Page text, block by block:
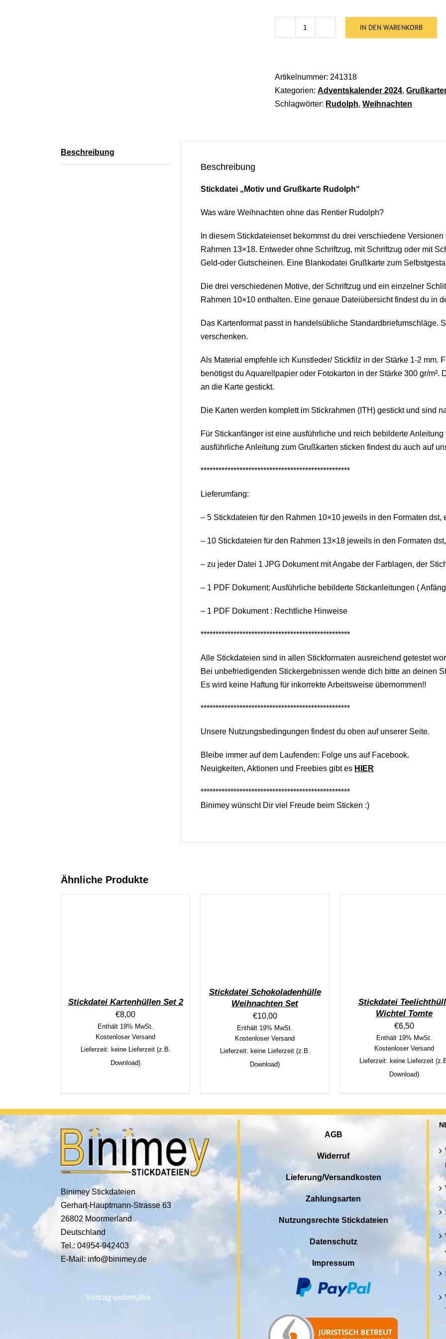
IN DEN WARENKORB
Artikelnummer: 241318
Kategorien: Adventskalender 2024,
Schlagwörter: Rudolph, Weihnachten
Beschreibung
Beschreibung
Stickdatei „Motiv und Grußkarte Rudolph“
Was wäre Weihnachten ohne das Rentier Rudolph?
In diesem Stickdateienset bekommst du drei verschiedene
Rahmen 13×18. Entweder ohne Schriftzug, mit Schriftzug oder mit
Geld-oder Gutscheinen. Eine Blankodatei Grußkarte zum
Die drei verschiedenen Motive, der Schriftzug und ein einzelner
Rahmen 10×10 enthalten. Eine genaue Dateiübersicht findest du in
Das Kartenformat passt in handelsübliche Standardbriefumschläge.
verschenken.
Als Material empfehle ich Kunstleder/ Stickfilz in der Stärke 1-2 mm.
benötigst du Aquarellpapier oder Fotokarton in der Stärke 300 gr/
an die Karte gestickt.
Die Karten werden komplett im Stickrahmen (ITH) gestickt und sind
Für Stickanfänger ist eine ausführliche und reich bebilderte
ausführliche Anleitung zum Grußkarten sticken findest du auch auf
**************************************************
Lieferumfang:
– 5 Stickdateien für den Rahmen 10×10 jeweils in den Formaten dst,
– 10 Stickdateien für den Rahmen 13×18 jeweils in den Formaten
– zu jeder Datei 1 JPG Dokument mit Angabe der Farblagen, der
– 1 PDF Dokument: Ausführliche bebilderte Stickanleitungen (
– 1 PDF Dokument : Rechtliche Hinweise
**************************************************
Alle Stickdateien sind in allen Stickformaten ausreichend getestet
Bei unbefriedigenden Stickergebnissen wende dich bitte an deinen
Es wird keine Haftung für inkorrekte Arbeitsweise übernommen!!
**************************************************
Unsere Nutzungsbedingungen findest du oben auf unserer Seite.
Bleibe immer auf dem Laufenden: Folge uns auf Facebook.
Neuigkeiten, Aktionen und Freebies gibt es HIER
**************************************************
Binimey wünscht Dir viel Freude beim Sticken :)
Ähnliche Produkte
Stickdatei Kartenhüllen Set 2
€8,00
Enthält 19% MwSt.
Kostenloser Versand
Lieferzeit: keine Lieferzeit (z.B.
Download)
Stickdatei Schokoladenhülle
Weihnachten Set
€10,00
Enthält 19% MwSt.
Kostenloser Versand
Lieferzeit: keine Lieferzeit (z.B.
Download)
Stickdatei
Wichtel Tomte
€6,50
Enthält 19% MwSt.
Kostenloser Versand
Lieferzeit: keine Lieferzeit
Download)
Binimey Stickdateien
Gerhart-Hauptmann-Strasse 63
26802 Moormerland
Deutschland
Tel.: 04954-942403
E-Mail: info@binimey.de
Vertrag widerrufen
AGB
Widerruf
Lieferung/Versandkosten
Zahlungsarten
Nutzungsrechte Stickdateien
Datenschutz
Impressum